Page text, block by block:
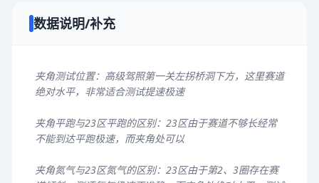
数据说明/补充
夹角测试位置：高级驾照第一关左拐桥洞下方，这里赛道
绝对水平，非常适合测试提速极速
夹角平跑与23区平跑的区别：23区由于赛道不够长经常
不能到达平跑极速，而夹角处可以
夹角氮气与23区氮气的区别：23区由于第2、3圈存在赛